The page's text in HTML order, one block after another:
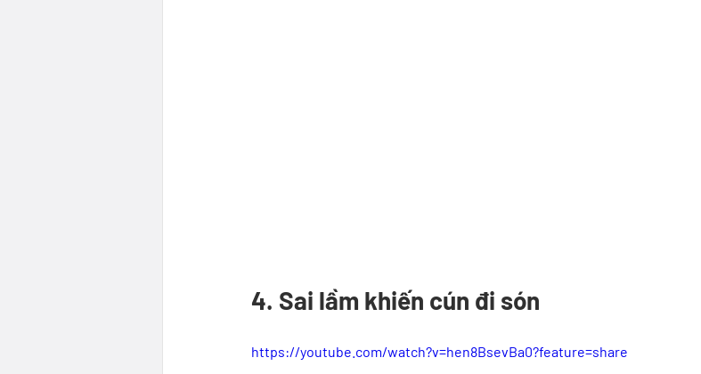
4. Sai lầm khiến cún đi són
https://youtube.com/watch?v=hen8BsevBa0?feature=share